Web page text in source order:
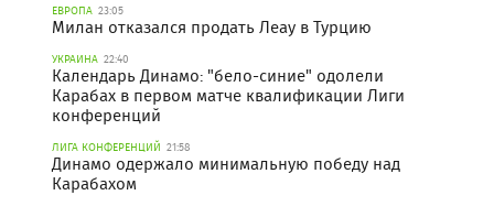
ЕВРОПА 23:05
Милан отказался продать Леау в Турцию
УКРАИНА 22:40
Календарь Динамо: "бело-синие" одолели
Карабах в первом матче квалификации Лиги
конференций
ЛИГА КОНФЕРЕНЦИЙ 21:58
Динамо одержало минимальную победу над
Карабахом